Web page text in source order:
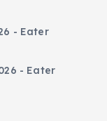
- Eater
- Eater